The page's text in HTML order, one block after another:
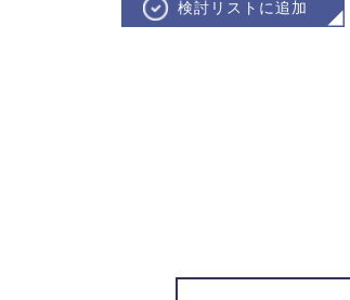
検討リストに追加